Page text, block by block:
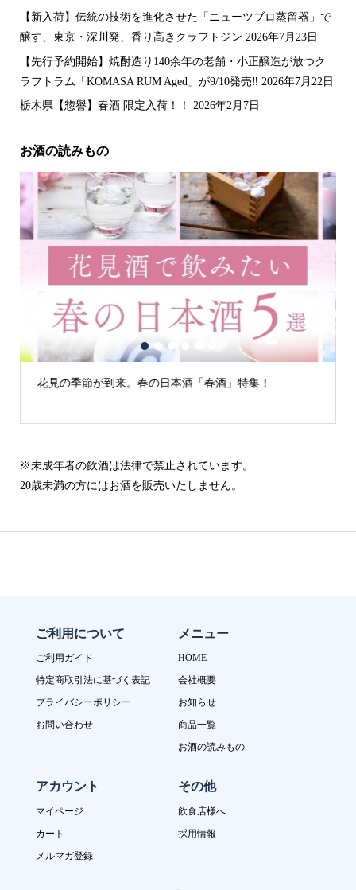
【新入荷】伝統の技術を進化させた「ニューツブロ蒸留器」で
醸す、東京・深川発、香り高きクラフトジン 2026年7月23日
【先行予約開始】焼酎造り140余年の老舗・小正醸造が放つク
ラフトラム「KOMASA RUM Aged」が9/10発売‼️ 2026年7月22日
栃木県【惣譽】春酒 限定入荷！！ 2026年2月7日
お酒の読みもの
花見の季節が到来。春の日本酒「春酒」特集！
1 2 3
※未成年者の飲酒は法律で禁止されています。
20歳未満の方にはお酒を販売いたしません。
ご利用について
ご利用ガイド
特定商取引法に基づく表記
プライバシーポリシー
お問い合わせ
メニュー
HOME
会社概要
お知らせ
商品一覧
お酒の読みもの
アカウント
マイページ
カート
メルマガ登録
その他
飲食店様へ
採用情報